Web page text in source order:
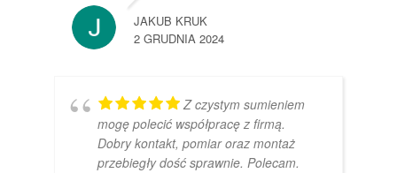
JAKUB KRUK
2 GRUDNIA 2024
Z czystym sumieniem
mogę polecić współpracę z firmą.
Dobry kontakt, pomiar oraz montaż
przebiegły dość sprawnie. Polecam.